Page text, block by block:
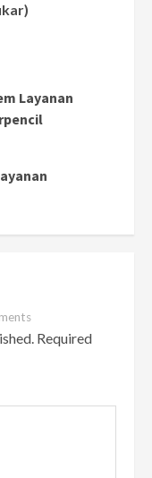
Layanan
Required